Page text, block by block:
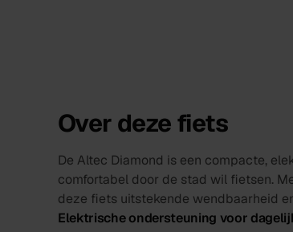
Over deze fiets
De Altec Diamond is een compacte,
comfortabel door de stad wil fietsen.
deze fiets uitstekende wendbaarheid
Elektrische ondersteuning voor